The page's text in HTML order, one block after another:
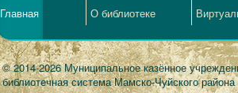
Главная О библиотеке
© 2014-2026 Муниципальное казённое
библиотечная система Мамско-Чуйского